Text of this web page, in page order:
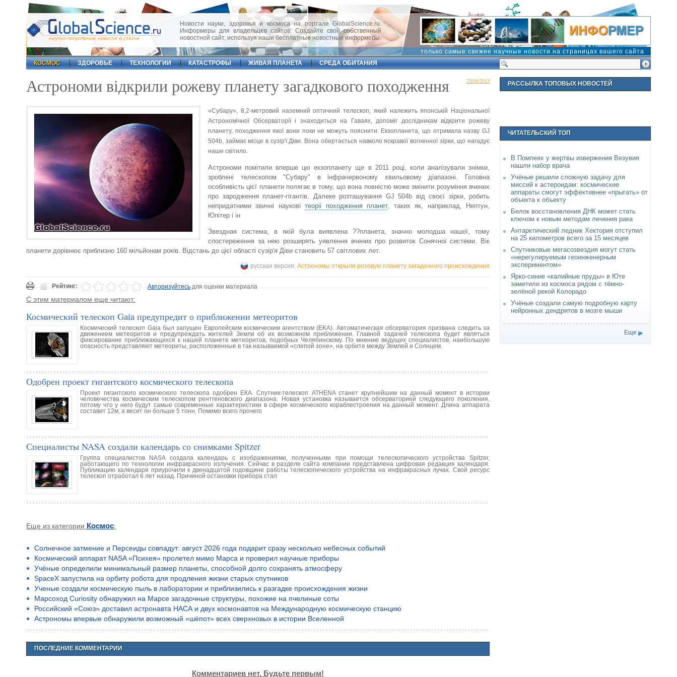
научно-популярные новости и статьи
Новости науки, здоровья и космоса на портале GlobalScience.ru.
Информеры для владельцев сайтов. Создайте свой собственный
новостной сайт, используя наши бесплатные новостные информеры.
только самые свежие научные новости на страницах вашего сайта
КОСМОС
ЗДОРОВЬЕ ТЕХНОЛОГИИ КАТАСТРОФЫ ЖИВАЯ ПЛАНЕТА СРЕДА ОБИТАНИЯ
25/08/2013
Астрономи відкрили рожеву планету загадкового походження
«Субару», 8,2-метровий наземний оптичний телескоп, який належить японській Національної
Астрономічної Обсерваторії і знаходиться на Гаваях, допоміг дослідникам відкрити рожеву
планету, походження якої вони поки не можуть пояснити. Екзопланета, що отримала назву GJ
504b, займає місце в сузір'ї Діви. Вона обертається навколо яскравої вогненної зірки, що нагадує
наше світило.
Астрономи помітили вперше цю екзопланету ще в 2011 році, коли аналізували знімки,
зроблені телескопом "Субару" в інфрачервоному хвильовому діапазоні. Головна
особливість цієї планети полягає в тому, що вона повністю може змінити розуміння вчених
про зародження планет-гігантів. Далеке розташування GJ 504b від своєї зірки, робить
непридатними звичні науковітеоріі походження планет, таких як, наприклад, Нептун,
Юпітер і ін
Звездная система, в якій була виявлена ??планета, значно молодша нашої, тому
спостереження за нею розширять уявлення вчених про розвиток Сонячної системи. Вік
планети дорівнює приблизно 160 мільйонам років. Відстань до цієї області сузір'я Діви становить 57 світлових лет.
русская версия: Астрономы открыли розовую планету загадочного происхождения
Рейтинг: Авторизуйтесьдля оценки материала
С этим материалом еще читают:
Космический телескоп Gaia предупредит о приближении метеоритов
Космический телескоп Gaia был запущен Европейским космическим агентством (EKA). Автоматическая обсерватория призвана следить за
движением метеоритов и предупреждать жителей Земли об их возможном приближении. Главной задачей телескопа будет являться
фиксирование приближающихся к нашей планете метеоритов, подобных Челябинскому. По мнению ведущих специалистов, наибольшую
опасность представляют метеориты, расположенные в так называемой «слепой зоне», на орбите между Землей и Солнцем.
Одобрен проект гигантского космического телескопа
Проект гигантского космического телескопа одобрен ЕКА. Спутник-телескоп ATHENA станет крупнейшим на данный момент в истории
человечества космическим телескопом рентгеновского диапазона. Новая установка называется обсерваторией следующего поколения,
потому что у него будут самые современные характеристики в сфере космического кораблестроения на данный момент. Длина аппарата
составит 12м, а весит он больше 5 тонн. Помимо всего прочего
Специалисты NASA создали календарь со снимками Spitzer
Группа специалистов NASA создала календарь с изображениями, полученными при помощи телескопического устройства Spitzer,
работающего по технологии инфракрасного излучения. Сейчас в разделе сайта компании представлена цифровая редакция календаря.
Публикацию календаря приурочили к двенадцатой годовщине работы телескопического устройства на инфракрасных лучах. Свой ресурс
телескоп отработал 6 лет назад. Причиной остановки прибора стал
Еще из категории Космос:
Солнечное затмение и Персеиды совпадут: август 2026 года подарит сразу несколько небесных событий
Космический аппарат NASA «Психея» пролетел мимо Марса и проверил научные приборы
Учёные определили минимальный размер планеты, способной долго сохранять атмосферу
SpaceX запустила на орбиту робота для продления жизни старых спутников
Ученые создали космическую пыль в лаборатории и приблизились к разгадке происхождения жизни
Марсоход Curiosity обнаружил на Марсе загадочные структуры, похожие на пчелиные соты
Российский «Союз» доставил астронавта НАСА и двух космонавтов на Международную космическую станцию
Астрономы впервые обнаружили возможный «шёпот» всех сверхновых в истории Вселенной
ПОСЛЕДНИЕ КОММЕНТАРИИ
Комментариев нет. Будьте первым!
РАССЫЛКА ТОПОВЫХ НОВОСТЕЙ
ЧИТАТЕЛЬСКИЙ ТОП
В Помпеях у жертвы извержения Везувия
нашли набор врача
Учёные решили сложную задачу для
миссий к астероидам: космические
аппараты смогут эффективнее «прыгать» от
объекта к объекту
Белок восстановления ДНК может стать
ключом к новым методам лечения рака
Антарктический ледник Хектория отступил
на 25 километров всего за 15 месяцев
Спутниковые мегасозвездия могут стать
«нерегулируемым геоинженерным
экспериментом»
Ярко-синие «калийные пруды» в Юте
заметили из космоса рядом с тёмно-
зелёной рекой Колорадо
Учёные создали самую подробную карту
нейронных дендритов в мозге мыши
Еще